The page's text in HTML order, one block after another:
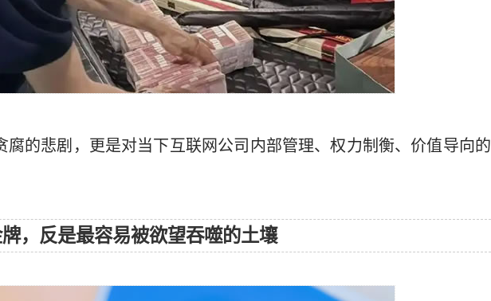
腐的悲剧，更是对当下互联网公司内部管理、权力制衡、价值导向的
，反是最容易被欲望吞噬的土壤